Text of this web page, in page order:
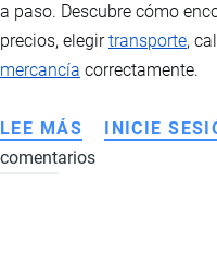
a paso. Descubre cómo
precios, elegirtransporte,
mercancía correctamente.
LEE MÁS SOBRE
CÓMO
INICIE
comentarios